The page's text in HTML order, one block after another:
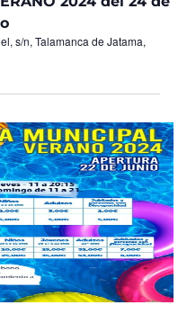
s/n, Talamanca de Jatama,